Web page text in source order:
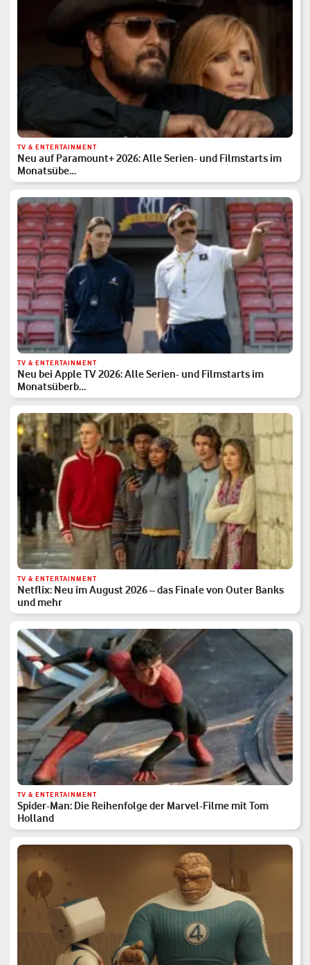
TV & ENTERTAINMENT
Neu auf Paramount+ 2026: Alle Serien- und Filmstarts im
Monatsübe…
TV & ENTERTAINMENT
Neu bei Apple TV 2026: Alle Serien- und Filmstarts im
Monatsüberb…
TV & ENTERTAINMENT
Netflix: Neu im August 2026 – das Finale von Outer Banks
und mehr
TV & ENTERTAINMENT
Spider-Man: Die Reihenfolge der Marvel-Filme mit Tom
Holland